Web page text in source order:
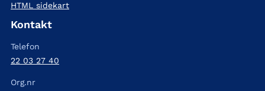
HTML sidekart
Kontakt
Telefon
22 03 27 40
Org.nr